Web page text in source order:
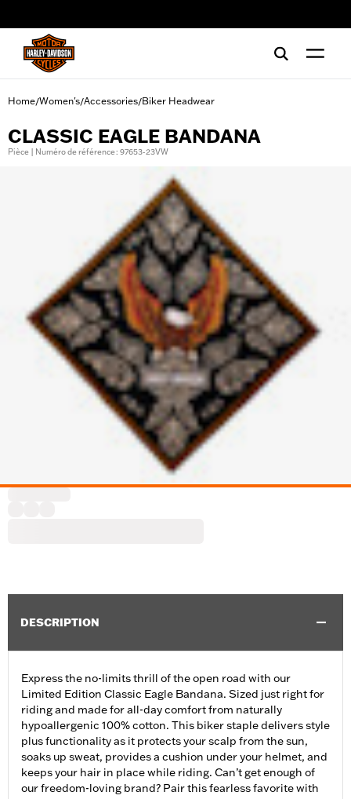
Home/Women's/Accessories/Biker Headwear
CLASSIC EAGLE BANDANA
Pièce | Numéro de référence : 97653-23VW
DESCRIPTION
Express the no-limits thrill of the open road with our
Limited Edition Classic Eagle Bandana. Sized just right for
riding and made for all-day comfort from naturally
hypoallergenic 100% cotton. This biker staple delivers style
plus functionality as it protects your scalp from the sun,
soaks up sweat, provides a cushion under your helmet, and
keeps your hair in place while riding. Can’t get enough of
our freedom-loving brand? Pair this fearless favorite with